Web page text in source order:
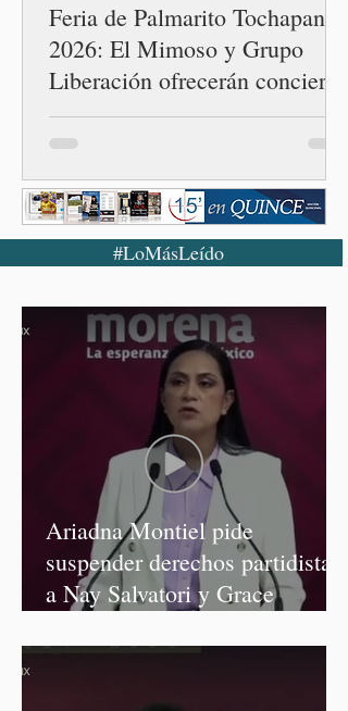
Feria de Palmarito Tochapan
2026: El Mimoso y Grupo
Liberación ofrecerán concierto
gratuito
#LoMásLeído
Ariadna Montiel pide
suspender derechos partidistas
a Nay Salvatori y Grace